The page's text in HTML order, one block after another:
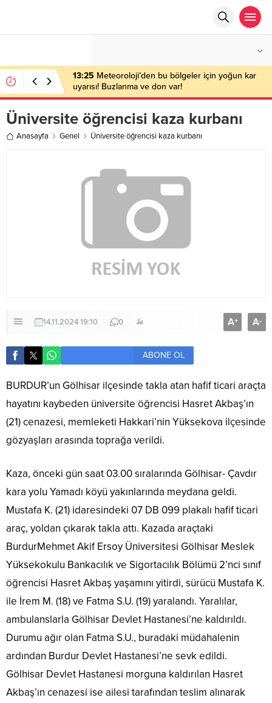
13:25 Meteoroloji’den bu bölgeler için yoğun kar
uyarısı! Buzlanma ve don var!
Üniversite öğrencisi kaza kurbanı
Anasayfa Genel Üniversite öğrencisi kaza kurbanı
14.11.2024 19:10 0 A+ A-
ABONE OL
BURDUR’un Gölhisar ilçesinde takla atan hafif ticari araçta
hayatını kaybeden üniversite öğrencisi Hasret Akbaş’ın
(21) cenazesi, memleketi Hakkari’nin Yüksekova ilçesinde
gözyaşları arasında toprağa verildi.
Kaza, önceki gün saat 03.00 sıralarında Gölhisar- Çavdır
kara yolu Yamadı köyü yakınlarında meydana geldi.
Mustafa K. (21) idaresindeki 07 DB 099 plakalı hafif ticari
araç, yoldan çıkarak takla attı. Kazada araçtaki
BurdurMehmet Akif Ersoy Üniversitesi Gölhisar Meslek
Yüksekokulu Bankacılık ve Sigortacılık Bölümü 2’nci sınıf
öğrencisi Hasret Akbaş yaşamını yitirdi, sürücü Mustafa K.
ile İrem M. (18) ve Fatma S.U. (19) yaralandı. Yaralılar,
ambulanslarla Gölhisar Devlet Hastanesi’ne kaldırıldı.
Durumu ağır olan Fatma S.U., buradaki müdahalenin
ardından Burdur Devlet Hastanesi’ne sevk edildi.
Gölhisar Devlet Hastanesi morguna kaldırılan Hasret
Akbaş’ın cenazesi ise ailesi tarafından teslim alınarak